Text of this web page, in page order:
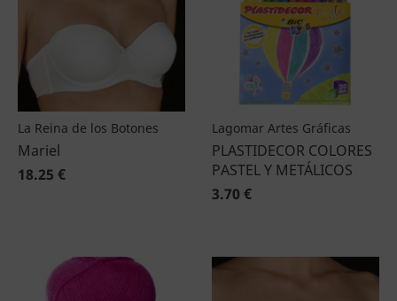
La Reina de los Botones
Mariel
18.25 €
Lagomar Artes Gráficas
PLASTIDECOR COLORES
PASTEL Y METÁLICOS
3.70 €